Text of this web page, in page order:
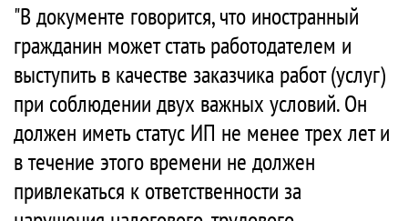
"В документе говорится, что иностранный
гражданин может стать работодателем и
выступить в качестве заказчика работ (услуг)
при соблюдении двух важных условий. Он
должен иметь статус ИП не менее трех лет и
в течение этого времени не должен
привлекаться к ответственности за